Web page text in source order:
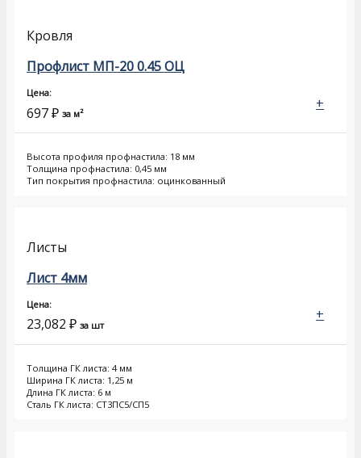
Кровля
Профлист МП-20 0.45 ОЦ
Цена:
697₽ за м²
Высота профиля профнастила: 18 мм
Толщина профнастила: 0,45 мм
Тип покрытия профнастила: оцинкованный
+
Листы
Лист 4мм
Цена:
23,082 ₽ за шт
Толщина ГК листа: 4 мм
Ширина ГК листа: 1,25 м
Длина ГК листа: 6 м
Сталь ГК листа: СТ3ПС5/СП5
+